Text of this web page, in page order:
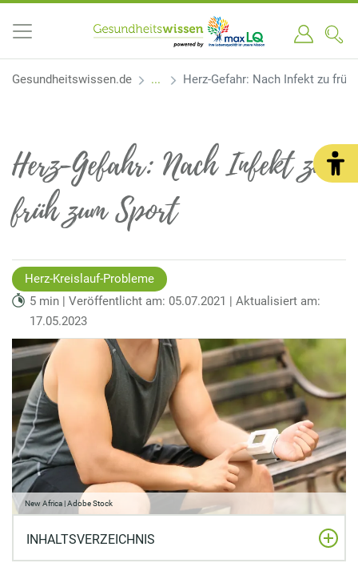
Gesundheitswissen.de Herz-Gefahr: Nach Infekt zu früh
Herz-Gefahr: Nach Infekt zu
früh zum Sport
Herz-Kreislauf-Probleme
5 min | Veröffentlicht am: 05.07.2021 | Aktualisiert am:
17.05.2023
New Africa | Adobe Stock
INHALTSVERZEICHNIS